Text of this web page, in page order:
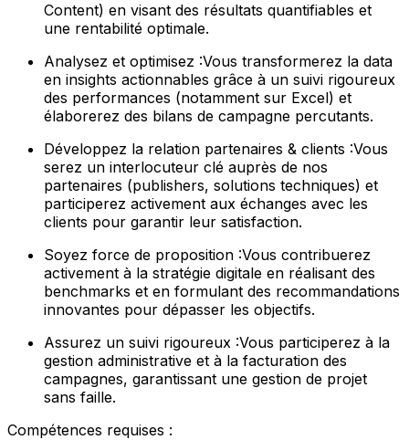
Content) en visant des résultats quantifiables et
une rentabilité optimale.
Analysez et optimisez :Vous transformerez la data
en insights actionnables grâce à un suivi rigoureux
des performances (notamment sur Excel) et
élaborerez des bilans de campagne percutants.
Développez la relation partenaires & clients :Vous
serez un interlocuteur clé auprès de nos
partenaires (publishers, solutions techniques) et
participerez activement aux échanges avec les
clients pour garantir leur satisfaction.
Soyez force de proposition :Vous contribuerez
activement à la stratégie digitale en réalisant des
benchmarks et en formulant des recommandations
innovantes pour dépasser les objectifs.
Assurez un suivi rigoureux :Vous participerez à la
gestion administrative et à la facturation des
campagnes, garantissant une gestion de projet
sans faille.
Compétences requises :